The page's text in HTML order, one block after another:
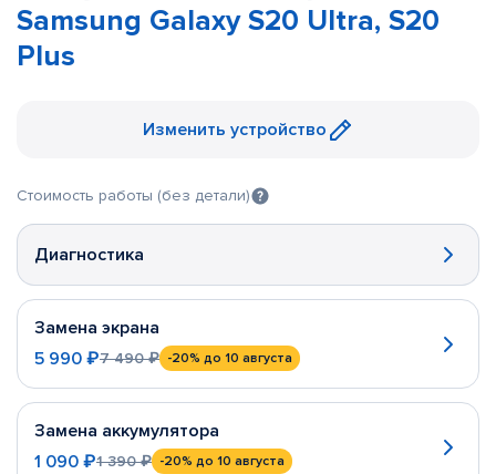
Samsung Galaxy S20 Ultra, S20
Plus
Изменить устройство
Стоимость работы (без детали)
Диагностика
Замена экрана
5 990 ₽7 490 ₽ -20% до 10 августа
Замена аккумулятора
1 090 ₽1 390 ₽ -20% до 10 августа